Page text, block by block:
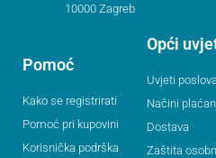
10000 Zagreb
Pomoć
Kako se registrirati
Pomoć pri kupovini
Korisnička podrška
Opći
Uvjeti
Načini
Dostava
Zaštita